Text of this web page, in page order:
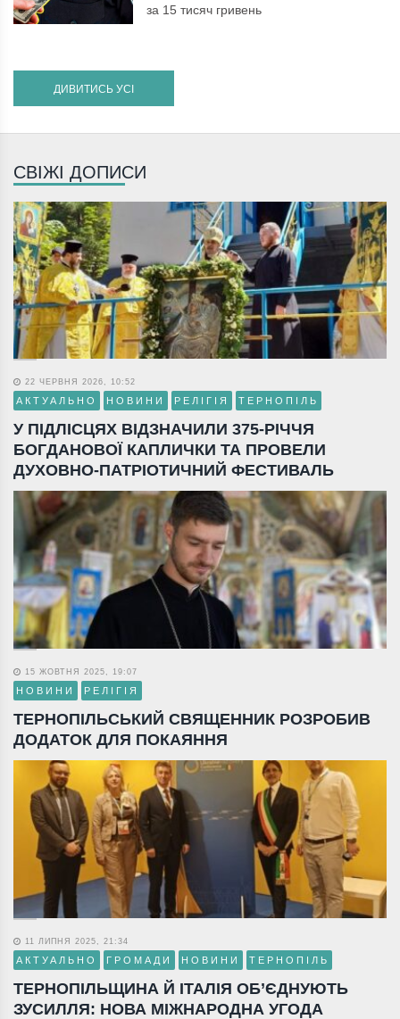
за 15 тисяч гривень
ДИВИТИСЬ УСІ
СВІЖІ ДОПИСИ
22 ЧЕРВНЯ 2026, 10:52
АКТУАЛЬНО НОВИНИ РЕЛІГІЯ ТЕРНОПІЛЬ
У ПІДЛІСЦЯХ ВІДЗНАЧИЛИ 375-РІЧЧЯ
БОГДАНОВОЇ КАПЛИЧКИ ТА ПРОВЕЛИ
ДУХОВНО-ПАТРІОТИЧНИЙ ФЕСТИВАЛЬ
15 ЖОВТНЯ 2025, 19:07
НОВИНИ РЕЛІГІЯ
ТЕРНОПІЛЬСЬКИЙ СВЯЩЕННИК РОЗРОБИВ
ДОДАТОК ДЛЯ ПОКАЯННЯ
11 ЛИПНЯ 2025, 21:34
АКТУАЛЬНО ГРОМАДИ НОВИНИ ТЕРНОПІЛЬ
ТЕРНОПІЛЬЩИНА Й ІТАЛІЯ ОБ’ЄДНУЮТЬ
ЗУСИЛЛЯ: НОВА МІЖНАРОДНА УГОДА